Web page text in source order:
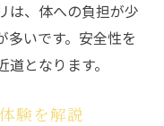
は、体への負担が少
多いです。安全性を
となります。
験を解説